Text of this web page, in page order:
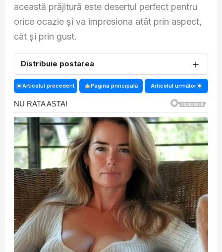
această prăjitură este desertul perfect pentru
orice ocazie și va impresiona atât prin aspect,
cât și prin gust.
Distribuie postarea ＋
Articolul precedent Pagina principală Articolul următor